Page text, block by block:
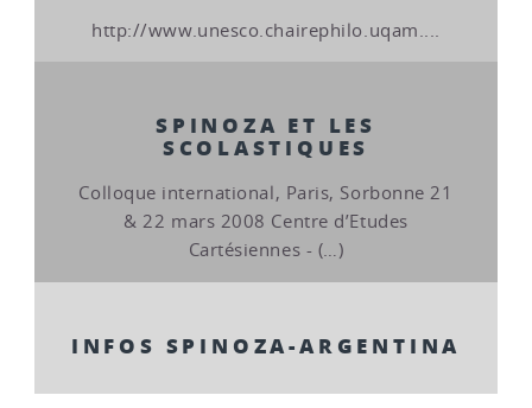
http://www.unesco.chairephilo.uqam....
SPINOZA ET LES
SCOLASTIQUES
Colloque international, Paris, Sorbonne 21
& 22 mars 2008 Centre d’Etudes
Cartésiennes - (…)
INFOS SPINOZA-ARGENTINA